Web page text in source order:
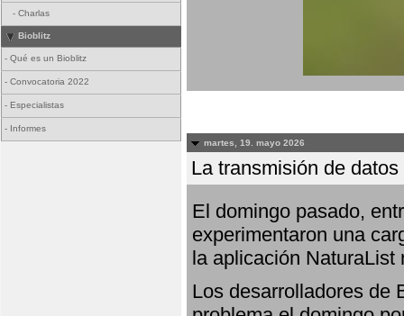
- Charlas
Bioblitz
- Qué es un Bioblitz
- Convocatoria 2022
- Especialistas
- Informes
martes, 19. mayo 2026
La transmisión de
El domingo pasado,
experimentaron una
la aplicación NaturaList
Los desarrolladores de